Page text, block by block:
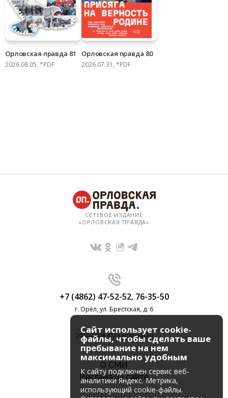
Орловская правда 81
2026.08.05, *PDF
Орловская правда 80
2026.07.31, *PDF
СЕТЕВОЕ ИЗДАНИЕ
«ОРЛОВСКАЯ ПРАВДА»
+7 (4862) 47-52-52, 76-35-50
г. Орёл, ул. Брестская, д. 6
2010-2026 © regionorel.ru
О СМИ
Реклама на сайте
Сайт использует cookie-
файлы, чтобы сделать ваше
пребывание на нем
максимально удобным
К cайту подключен сервис веб-
аналитики Яндекс. Метрика,
использующий cookie-файлы.